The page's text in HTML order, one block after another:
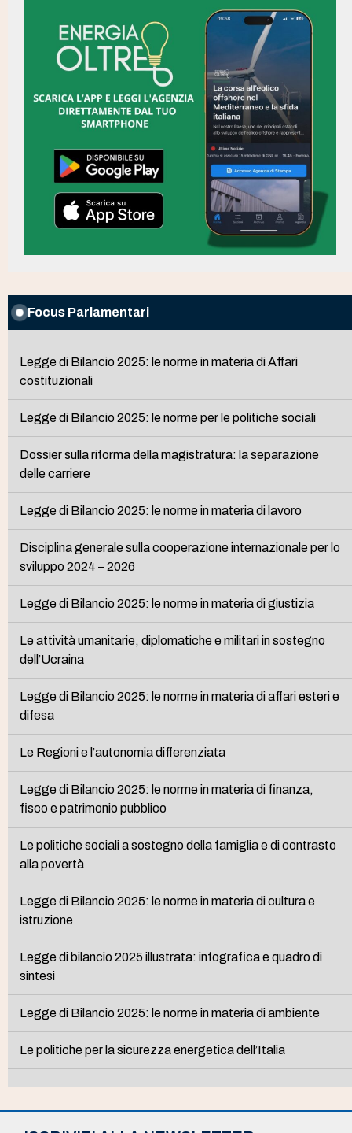
Focus Parlamentari
Legge di Bilancio 2025: le norme in materia di Affari
costituzionali
Legge di Bilancio 2025: le norme per le politiche sociali
Dossier sulla riforma della magistratura: la separazione
delle carriere
Legge di Bilancio 2025: le norme in materia di lavoro
Disciplina generale sulla cooperazione internazionale per lo
sviluppo 2024 – 2026
Legge di Bilancio 2025: le norme in materia di giustizia
Le attività umanitarie, diplomatiche e militari in sostegno
dell’Ucraina
Legge di Bilancio 2025: le norme in materia di affari esteri e
difesa
Le Regioni e l’autonomia differenziata
Legge di Bilancio 2025: le norme in materia di finanza,
fisco e patrimonio pubblico
Le politiche sociali a sostegno della famiglia e di contrasto
alla povertà
Legge di Bilancio 2025: le norme in materia di cultura e
istruzione
Legge di bilancio 2025 illustrata: infografica e quadro di
sintesi
Legge di Bilancio 2025: le norme in materia di ambiente
Le politiche per la sicurezza energetica dell’Italia